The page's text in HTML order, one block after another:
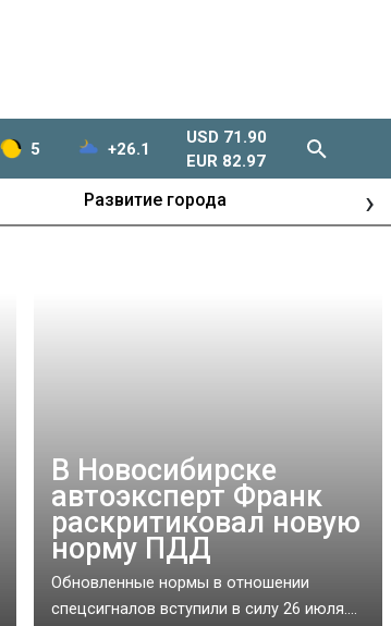
5 +26.1
USD 71.90
EUR 82.97
Развитие города ›
В Новосибирске
автоэксперт Франк
раскритиковал новую
норму ПДД
Обновленные нормы в отношении
спецсигналов вступили в силу 26 июля....